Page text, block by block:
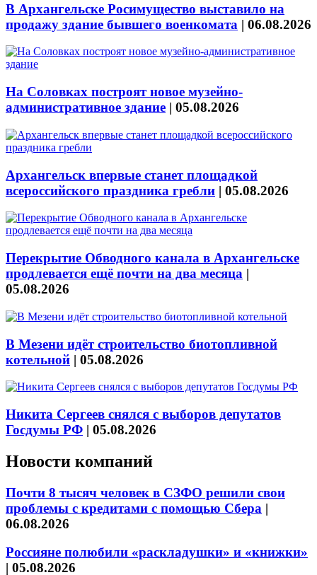
В Архангельске Росимущество выставило на
продажу здание бывшего военкомата | 06.08.2026
На Соловках построят новое музейно-
административное здание | 05.08.2026
Архангельск впервые станет площадкой
всероссийского праздника гребли | 05.08.2026
Перекрытие Обводного канала в Архангельске
продлевается ещё почти на два месяца |
05.08.2026
В Мезени идёт строительство биотопливной
котельной | 05.08.2026
Никита Сергеев снялся с выборов депутатов
Госдумы РФ | 05.08.2026
Новости компаний
Почти 8 тысяч человек в СЗФО решили свои
проблемы с кредитами с помощью Сбера |
06.08.2026
Россияне полюбили «раскладушки» и «книжки»
| 05.08.2026